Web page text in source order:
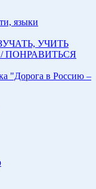
языки
УЧИТЬ
/ ПОНРАВИТЬСЯ
"Дорога в Россию –